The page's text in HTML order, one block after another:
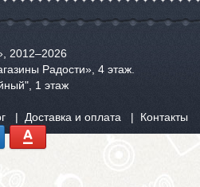
2012‒2026
Радости», 4 этаж.
1 этаж
Доставка и оплата Контакты